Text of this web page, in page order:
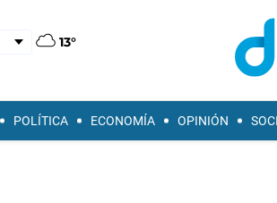
13°
POLÍTICA ECONOMÍA OPINIÓN